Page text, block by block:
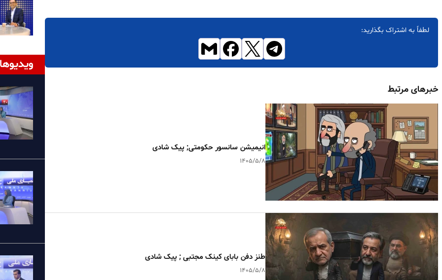
لطفاً به اشتراک بگذارید:
خبرهای مرتبط
انیمیشن سانسور حکومتی; پیک شادی
۱۴۰۵/۵/۸
طنز دفن بابای کینک مجتبی ; پیک شادی
۱۴۰۵/۵/۸